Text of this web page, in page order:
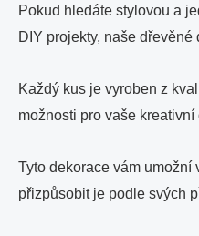
Pokud hledáte stylovou a
DIY projekty, naše
Každý kus je vyroben z
možnosti pro vaše kreativní
Tyto dekorace vám umožní
přizpůsobit je podle svých